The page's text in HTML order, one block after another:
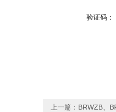
验证码：
上一篇： BRWZB、